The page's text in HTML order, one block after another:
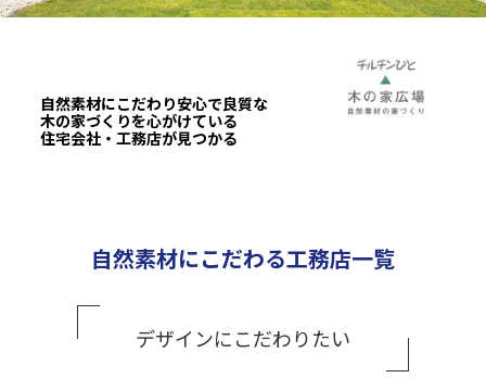
自然素材にこだわり安心で良質な
木の家づくりを心がけている
住宅会社・工務店が見つかる
自然素材にこだわる工務店一覧
デザインにこだわりたい